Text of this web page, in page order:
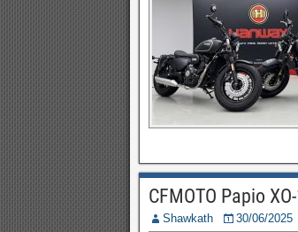
CFMOTO Papio
Shawkath 30/06/2025